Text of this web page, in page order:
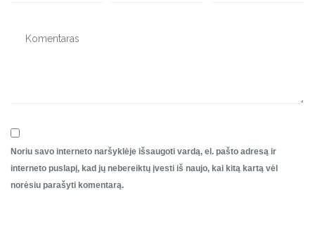
Noriu savo interneto naršyklėje išsaugoti vardą, el. pašto adresą ir
interneto puslapį, kad jų nebereiktų įvesti iš naujo, kai kitą kartą vėl
norėsiu parašyti komentarą.